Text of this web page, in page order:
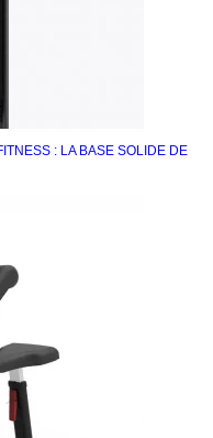
: LA BASE SOLIDE DE